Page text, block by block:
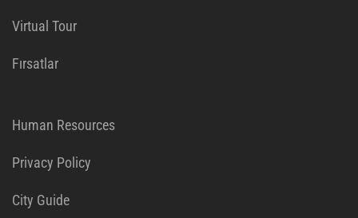
Virtual Tour
Fırsatlar
Human Resources
Privacy Policy
City Guide